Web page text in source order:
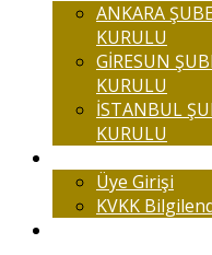
ANKARA
KURULU
GİRESUN
KURULU
İSTANBUL
KURULU
Üye Girişi
KVKK